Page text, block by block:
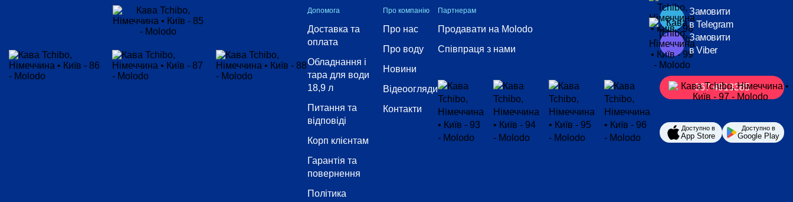
Швейцарія
Допомога
Доставка та
оплата
Обладнання і
тара для води
18,9 л
Питання та
відповіді
Корп клієнтам
Гарантія та
повернення
Політика
Про компанію
Про нас
Про воду
Новини
Відеоогляди
Контакти
Партнерам
Продавати на Molodo
Співпраця з нами
067 4913385
Замовити
в Telegram
Замовити
в Viber
Доступно в
App Store
Доступно в
Google Play